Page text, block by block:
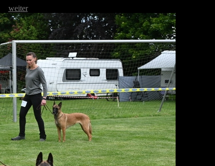
weiter